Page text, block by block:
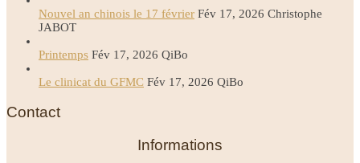
Nouvel an chinois le 17 février Fév 17, 2026 Christophe
JABOT
Printemps Fév 17, 2026 QiBo
Le clinicat du GFMC Fév 17, 2026 QiBo
Contact
Informations